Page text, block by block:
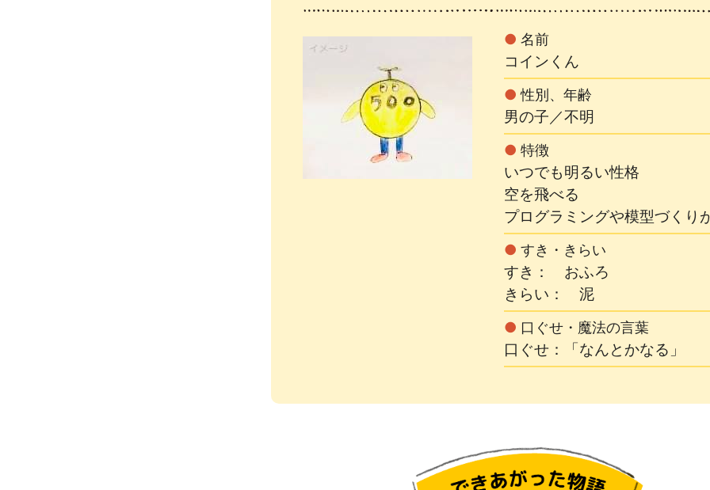
● 名前
コインくん
● 性別、年齢
男の子／不明
● 特徴
いつでも明るい性格
空を飛べる
プログラミングや模型づくり
● すき・きらい
すき： おふろ
きらい： 泥
● 口ぐせ・魔法の言葉
口ぐせ：「なんとかなる」